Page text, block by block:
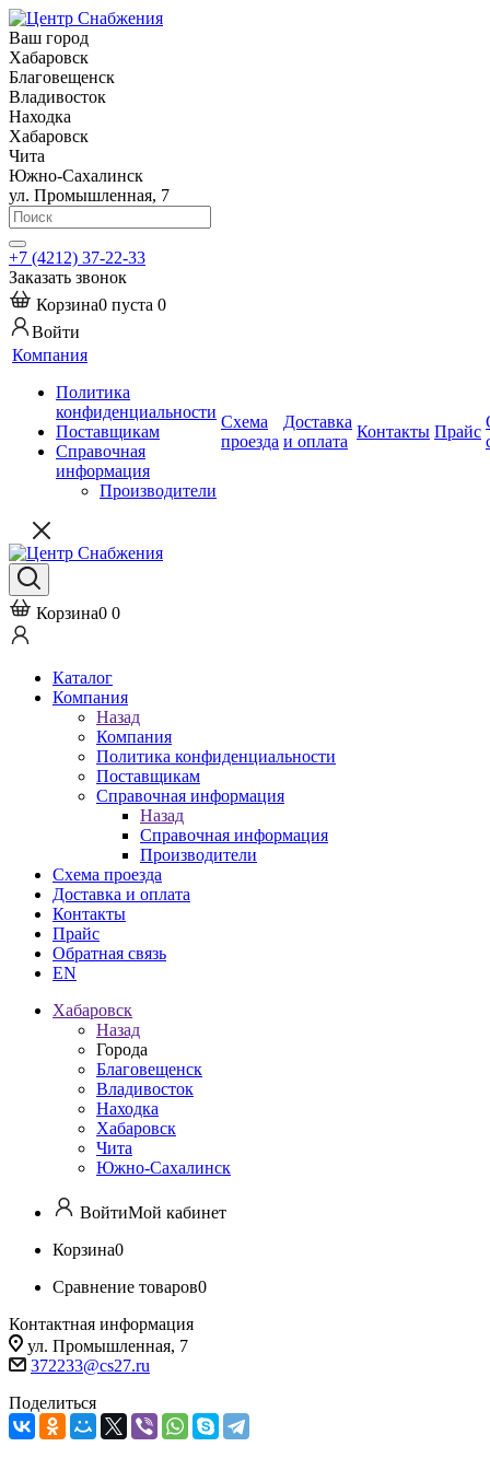
Ваш город
Хабаровск
Благовещенск
Владивосток
Находка
Хабаровск
Чита
Южно-Сахалинск
ул. Промышленная, 7
+7 (4212) 37-22-33
Заказать звонок
Корзина0 пуста 0
Войти
Компания
Политика
конфиденциальности
Поставщикам
Справочная
информация
Производители
Схема
проезда
Доставка
и оплата
Контакты Прайс
Корзина0 0
Каталог
Компания
Назад
Компания
Политика конфиденциальности
Поставщикам
Справочная информация
Назад
Справочная информация
Производители
Схема проезда
Доставка и оплата
Контакты
Прайс
Обратная связь
EN
Хабаровск
Назад
Города
Благовещенск
Владивосток
Находка
Хабаровск
Чита
Южно-Сахалинск
ВойтиМой кабинет
Корзина0
Сравнение товаров0
Контактная информация
ул. Промышленная, 7
372233@cs27.ru
Поделиться